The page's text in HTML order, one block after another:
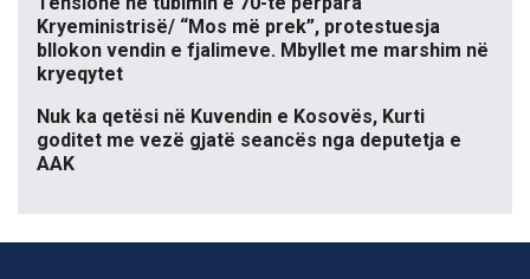
Kryeministrisë/ “Mos më prek”, protestuesja
bllokon vendin e fjalimeve. Mbyllet me marshim në
kryeqytet
Nuk ka qetësi në Kuvendin e Kosovës, Kurti
goditet me vezë gjatë seancës nga deputetja e
AAK